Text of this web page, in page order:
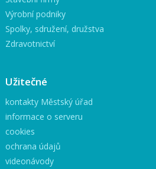
Výrobní podniky
Spolky, sdružení, družstva
Zdravotnictví
Užitečné
kontakty Městský úřad
informace o serveru
cookies
ochrana údajů
videonávody